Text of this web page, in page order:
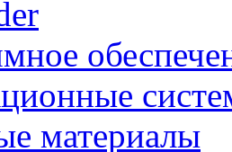
материалы